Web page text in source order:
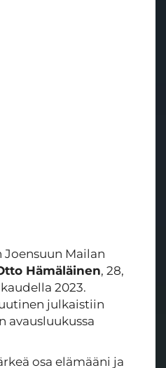
Joensuun Mailan
Hämäläinen, 28,
2023.
julkaistiin
avausluukussa
osa elämääni ja